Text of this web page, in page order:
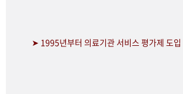
➤ 1995년부터 의료기관 서비스 평가제 도입